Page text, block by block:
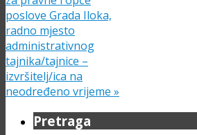
poslove Grada Iloka,
radno mjesto
administrativnog
tajnika/tajnice –
izvršitelj/ica na
neodređeno vrijeme »
Pretraga